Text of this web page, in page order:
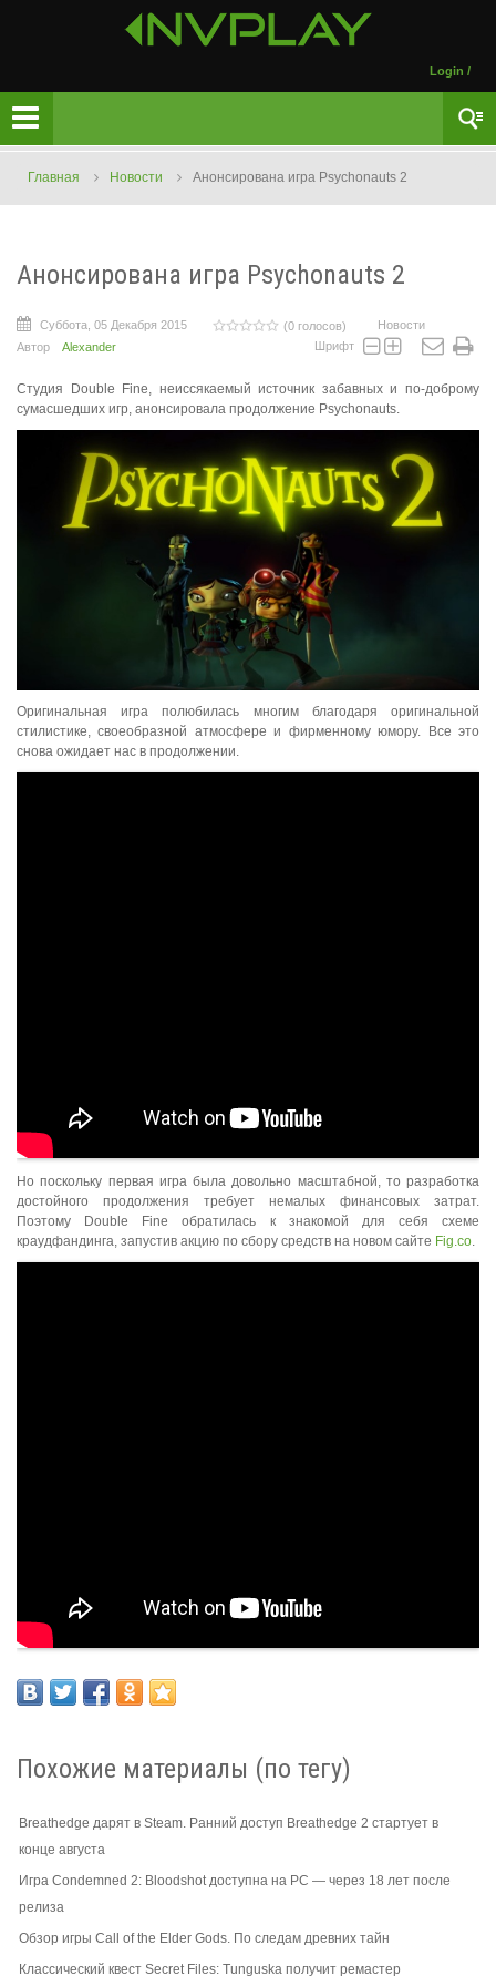
Login /
Главная Новости Анонсирована игра Psychonauts 2
Анонсирована игра Psychonauts 2
Суббота, 05 Декабря 2015 (0 голосов)
Новости
Автор
Alexander Шрифт
Студия Double Fine, неиссякаемый источник забавных и по-доброму
сумасшедших игр, анонсировала продолжение Psychonauts.
Оригинальная игра полюбилась многим благодаря оригинальной
стилистике, своеобразной атмосфере и фирменному юмору. Все это
снова ожидает нас в продолжении.
Но поскольку первая игра была довольно масштабной, то разработка
достойного продолжения требует немалых финансовых затрат.
Поэтому Double Fine обратилась к знакомой для себя схеме
краудфандинга, запустив акцию по сбору средств на новом сайте Fig.co.
Похожие материалы (по тегу)
Breathedge дарят в Steam. Ранний доступ Breathedge 2 стартует в
конце августа
Игра Condemned 2: Bloodshot доступна на PC — через 18 лет после
релиза
Обзор игры Call of the Elder Gods. По следам древних тайн
Классический квест Secret Files: Tunguska получит ремастер